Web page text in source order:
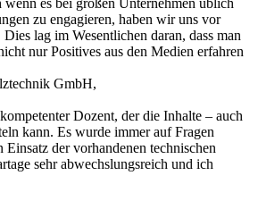
es bei großen Unternehmen üblich
zu engagieren, haben wir uns vor
lag im Wesentlichen daran, dass man
nur Positives aus den Medien erfahren
GmbH,
Dozent, der die Inhalte – auch
kann. Es wurde immer auf Fragen
Einsatz der vorhandenen technischen
sehr abwechslungsreich und ich